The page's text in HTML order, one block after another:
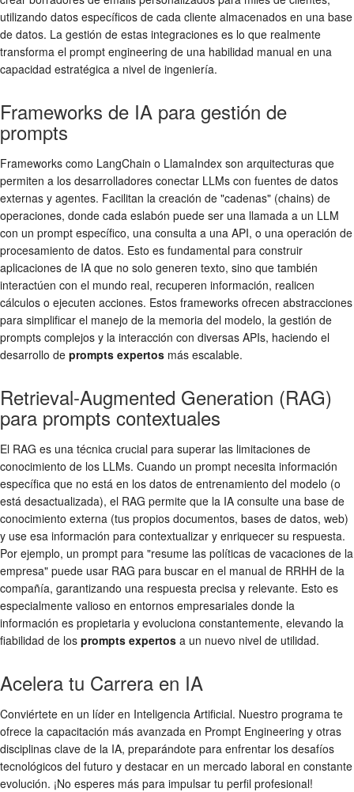
utilizando datos específicos de cada cliente almacenados en una base
de datos. La gestión de estas integraciones es lo que realmente
transforma el prompt engineering de una habilidad manual en una
capacidad estratégica a nivel de ingeniería.
Frameworks de IA para gestión de
prompts
Frameworks como LangChain o LlamaIndex son arquitecturas que
permiten a los desarrolladores conectar LLMs con fuentes de datos
externas y agentes. Facilitan la creación de "cadenas" (chains) de
operaciones, donde cada eslabón puede ser una llamada a un LLM
con un prompt específico, una consulta a una API, o una operación de
procesamiento de datos. Esto es fundamental para construir
aplicaciones de IA que no solo generen texto, sino que también
interactúen con el mundo real, recuperen información, realicen
cálculos o ejecuten acciones. Estos frameworks ofrecen abstracciones
para simplificar el manejo de la memoria del modelo, la gestión de
prompts complejos y la interacción con diversas APIs, haciendo el
desarrollo de prompts expertos más escalable.
Retrieval-Augmented Generation (RAG)
para prompts contextuales
El RAG es una técnica crucial para superar las limitaciones de
conocimiento de los LLMs. Cuando un prompt necesita información
específica que no está en los datos de entrenamiento del modelo (o
está desactualizada), el RAG permite que la IA consulte una base de
conocimiento externa (tus propios documentos, bases de datos, web)
y use esa información para contextualizar y enriquecer su respuesta.
Por ejemplo, un prompt para "resume las políticas de vacaciones de la
empresa" puede usar RAG para buscar en el manual de RRHH de la
compañía, garantizando una respuesta precisa y relevante. Esto es
especialmente valioso en entornos empresariales donde la
información es propietaria y evoluciona constantemente, elevando la
fiabilidad de los prompts expertos a un nuevo nivel de utilidad.
Acelera tu Carrera en IA
Conviértete en un líder en Inteligencia Artificial. Nuestro programa te
ofrece la capacitación más avanzada en Prompt Engineering y otras
disciplinas clave de la IA, preparándote para enfrentar los desafíos
tecnológicos del futuro y destacar en un mercado laboral en constante
evolución. ¡No esperes más para impulsar tu perfil profesional!